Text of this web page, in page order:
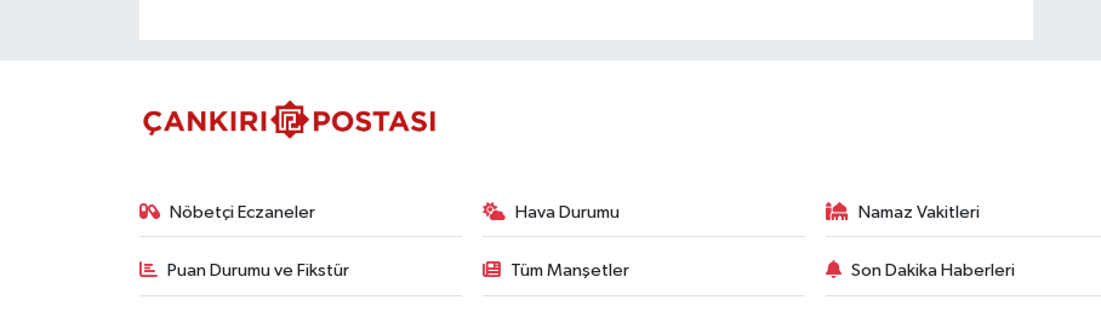
Nöbetçi Eczaneler Hava Durumu Namaz Vakitleri
Puan Durumu ve Fikstür Tüm Manşetler Son Dakika Haberleri